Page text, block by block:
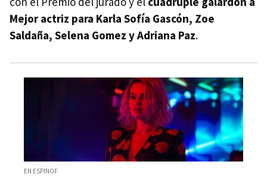
Mejor actriz para Karla Sofía Gascón, Zoe
Saldaña, Selena Gomez y Adriana Paz.
EN ESPINOF